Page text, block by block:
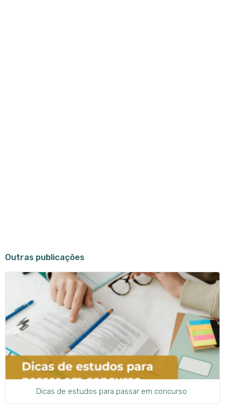
Outras publicações
Dicas de estudos para passar em concurso